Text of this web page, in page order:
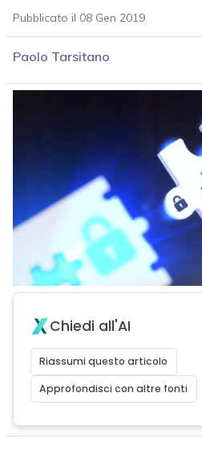
Pubblicato il 08 Gen 2019
Paolo Tarsitano
Chiedi all'AI
Riassumi questo articolo
Approfondisci con altre fonti